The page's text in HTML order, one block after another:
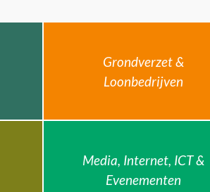
Grondverzet &
Loonbedrijven
Media, Internet, ICT &
Evenementen